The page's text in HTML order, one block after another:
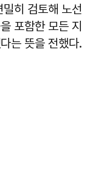
히 검토해 노선
포함한 모든 지
는 뜻을 전했다.